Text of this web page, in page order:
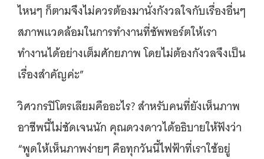
ไหนๆ ก็ตามจึงไม่ควรต้องมานั่งกังวลใจกับเรื่องอื่นๆ
สภาพแวดล้อมในการทำงานที่ซัพพอร์ตให้เรา
ทำงานได้อย่างเต็มศักยภาพ โดยไม่ต้องกังวลจึงเป็น
เรื่องสำคัญค่ะ”
วิศวกรปิโตรเลียมคืออะไร? สำหรับคนที่ยังเห็นภาพ
อาชีพนี้ไม่ชัดเจนนัก คุณดวงดาวได้อธิบายให้ฟังว่า
“พูดให้เห็นภาพง่ายๆ คือทุกวันนี้ไฟฟ้าที่เราใช้อยู่